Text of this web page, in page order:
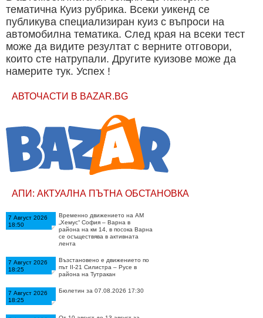
тематична Куиз рубрика. Всеки уикенд се
публикува специализиран куиз с въпроси на
автомобилна тематика. След края на всеки тест
може да видите резултат с верните отговори,
които сте натрупали. Другите куизове може да
намерите тук. Успех !
АВТОЧАСТИ В BAZAR.BG
АПИ: АКТУАЛНА ПЪТНА ОБСТАНОВКА
7 Август 2026
18:50
Временно движението на АМ
„Хемус“ София – Варна в
района на км 14, в посока Варна
се осъществява в активната
лента
7 Август 2026
18:25
Възстановено е движението по
път II-21 Силистра – Русе в
района на Тутракан
7 Август 2026
18:25
Бюлетин за 07.08.2026 17:30